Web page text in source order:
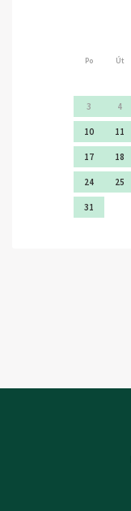
Po Út
3 4
10 11
17 18
24 25
31